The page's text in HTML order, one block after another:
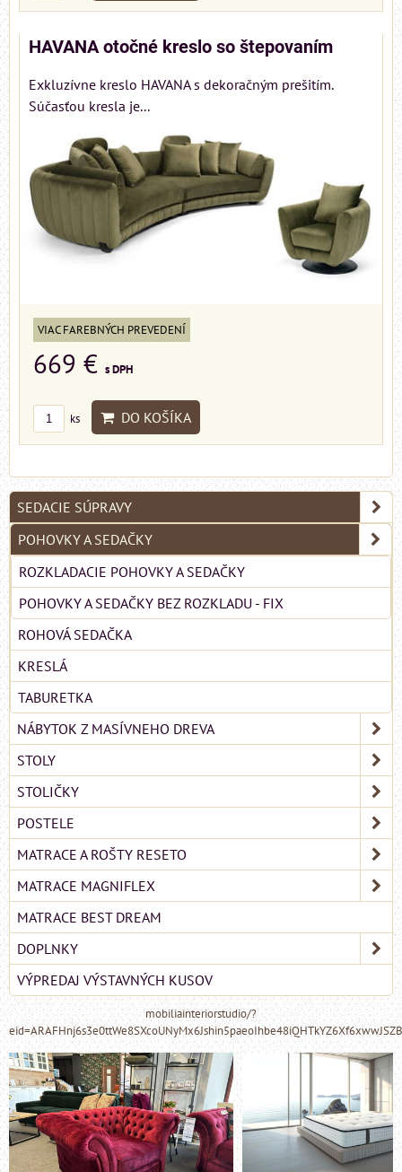
HAVANA otočné kreslo so štepovaním
Exkluzívne kreslo HAVANA s dekoračným prešitím.
Súčasťou kresla je...
VIAC FAREBNÝCH PREVEDENÍ
669 € s DPH
ks DO KOŠÍKA
SEDACIE SÚPRAVY
POHOVKY A SEDAČKY
ROZKLADACIE POHOVKY A SEDAČKY
POHOVKY A SEDAČKY BEZ ROZKLADU - FIX
ROHOVÁ SEDAČKA
KRESLÁ
TABURETKA
NÁBYTOK Z MASÍVNEHO DREVA
STOLY
STOLIČKY
POSTELE
MATRACE A ROŠTY RESETO
MATRACE MAGNIFLEX
MATRACE BEST DREAM
DOPLNKY
VÝPREDAJ VÝSTAVNÝCH KUSOV
mobiliainteriorstudio/?